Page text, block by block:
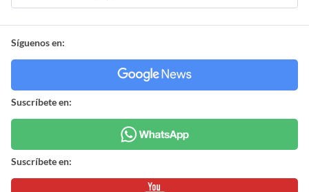
Síguenos en:
Suscríbete en:
Suscríbete en: